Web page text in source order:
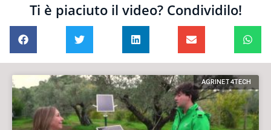
Ti è piaciuto il video? Condividilo!
AGRINET4TECH